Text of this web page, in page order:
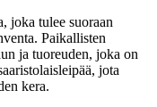
joka tulee suoraan
Paikallisten
ja tuoreuden, joka on
jota
kera.